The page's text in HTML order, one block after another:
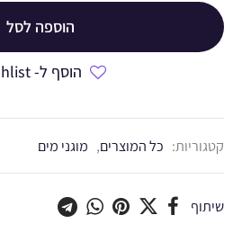
הוספה לסל
הוסף ל- Wishlist
קטגוריות: כל המוצרים, מוגני מים
שיתוף